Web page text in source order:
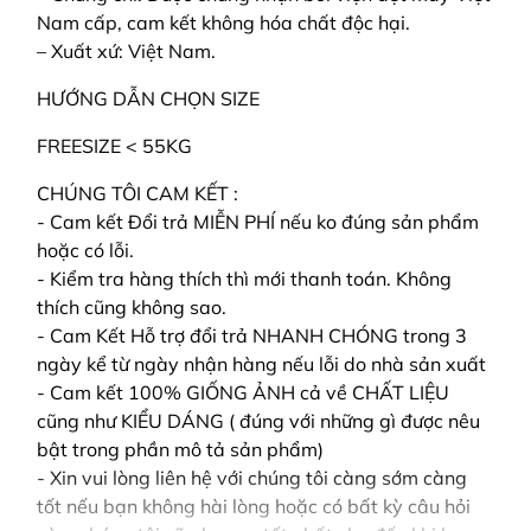
Nam cấp, cam kết không hóa chất độc hại.
– Xuất xứ: Việt Nam.
HƯỚNG DẪN CHỌN SIZE
FREESIZE < 55KG
CHÚNG TÔI CAM KẾT :
- Cam kết Đổi trả MIỄN PHÍ nếu ko đúng sản phẩm
hoặc có lỗi.
- Kiểm tra hàng thích thì mới thanh toán. Không
thích cũng không sao.
- Cam Kết Hỗ trợ đổi trả NHANH CHÓNG trong 3
ngày kể từ ngày nhận hàng nếu lỗi do nhà sản xuất
- Cam kết 100% GIỐNG ẢNH cả về CHẤT LIỆU
cũng như KIỂU DÁNG ( đúng với những gì được nêu
bật trong phần mô tả sản phẩm)
- Xin vui lòng liên hệ với chúng tôi càng sớm càng
tốt nếu bạn không hài lòng hoặc có bất kỳ câu hỏi